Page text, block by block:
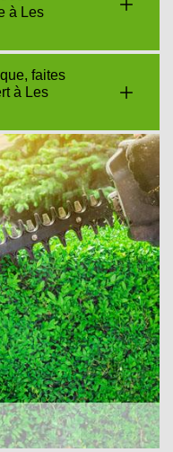
à Les
faites
à Les